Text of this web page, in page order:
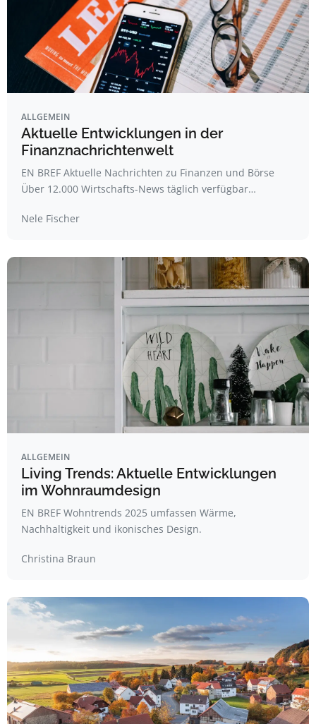
ALLGEMEIN
Aktuelle Entwicklungen in der
Finanznachrichtenwelt
EN BREF Aktuelle Nachrichten zu Finanzen und Börse
Über 12.000 Wirtschafts-News täglich verfügbar…
Nele Fischer
ALLGEMEIN
Living Trends: Aktuelle Entwicklungen
im Wohnraumdesign
EN BREF Wohntrends 2025 umfassen Wärme,
Nachhaltigkeit und ikonisches Design.
Christina Braun